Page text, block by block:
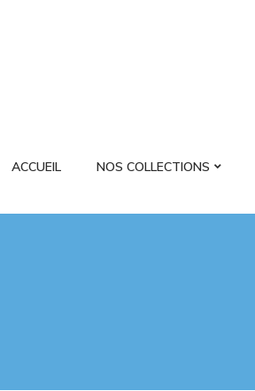
ACCUEIL NOS COLLECTIONS